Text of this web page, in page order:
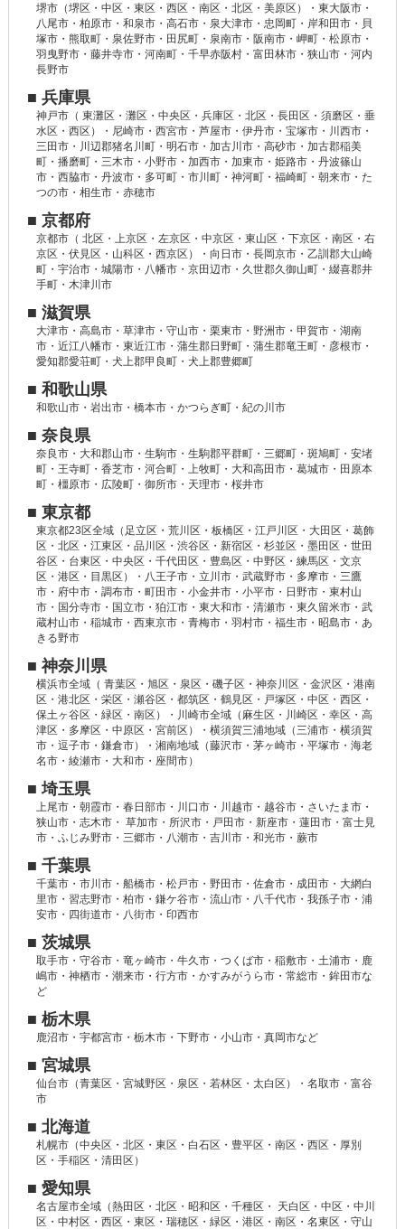
堺市（堺区・中区・東区・西区・南区・北区・美原区）・東大阪市・
八尾市・柏原市・和泉市・高石市・泉大津市・忠岡町・岸和田市・貝
塚市・熊取町・泉佐野市・田尻町・泉南市・阪南市・岬町・松原市・
羽曳野市・藤井寺市・河南町・千早赤阪村・富田林市・狭山市・河内
長野市
■ 兵庫県
神戸市（ 東灘区・灘区・中央区・兵庫区・北区・長田区・須磨区・垂
水区・西区）・尼崎市・西宮市・芦屋市・伊丹市・宝塚市・川西市・
三田市・川辺郡猪名川町・明石市・加古川市・高砂市・加古郡稲美
町・播磨町・三木市・小野市・加西市・加東市・姫路市・丹波篠山
市・西脇市・丹波市・多可町・市川町・神河町・福崎町・朝来市・た
つの市・相生市・赤穂市
■ 京都府
京都市（ 北区・上京区・左京区・中京区・東山区・下京区・南区・右
京区・伏見区・山科区・西京区）・向日市・長岡京市・乙訓郡大山崎
町・宇治市・城陽市・八幡市・京田辺市・久世郡久御山町・綴喜郡井
手町・木津川市
■ 滋賀県
大津市・高島市・草津市・守山市・栗東市・野洲市・甲賀市・湖南
市・近江八幡市・東近江市・蒲生郡日野町・蒲生郡竜王町・彦根市・
愛知郡愛荘町・犬上郡甲良町・犬上郡豊郷町
■ 和歌山県
和歌山市・岩出市・橋本市・かつらぎ町・紀の川市
■ 奈良県
奈良市・大和郡山市・生駒市・生駒郡平群町・三郷町・斑鳩町・安堵
町・王寺町・香芝市・河合町・上牧町・大和高田市・葛城市・田原本
町・橿原市・広陵町・御所市・天理市・桜井市
■ 東京都
東京都23区全域（足立区・荒川区・板橋区・江戸川区・大田区・葛飾
区・北区・江東区・品川区・渋谷区・新宿区・杉並区・墨田区・世田
谷区・台東区・中央区・千代田区・豊島区・中野区・練馬区・文京
区・港区・目黒区）・八王子市・立川市・武蔵野市・多摩市・三鷹
市・府中市・調布市・町田市・小金井市・小平市・日野市・東村山
市・国分寺市・国立市・狛江市・東大和市・清瀬市・東久留米市・武
蔵村山市・稲城市・西東京市・青梅市・羽村市・福生市・昭島市・あ
きる野市
■ 神奈川県
横浜市全域（ 青葉区・旭区・泉区・磯子区・神奈川区・金沢区・港南
区・港北区・栄区・瀬谷区・都筑区・鶴見区・戸塚区・中区・西区・
保土ヶ谷区・緑区・南区）・川崎市全域（麻生区・川崎区・幸区・高
津区・多摩区・中原区・宮前区）・横須賀三浦地域（三浦市・横須賀
市・逗子市・鎌倉市）・湘南地域（藤沢市・茅ヶ崎市・平塚市・海老
名市・綾瀬市・大和市・座間市）
■ 埼玉県
上尾市・朝霞市・春日部市・川口市・川越市・越谷市・さいたま市・
狭山市・志木市・ 草加市・所沢市・戸田市・新座市・蓮田市・富士見
市・ふじみ野市・三郷市・八潮市・吉川市・和光市・蕨市
■ 千葉県
千葉市・市川市・船橋市・松戸市・野田市・佐倉市・成田市・大網白
里市・習志野市・柏市・鎌ケ谷市・流山市・八千代市・我孫子市・浦
安市・四街道市・八街市・印西市
■ 茨城県
取手市・守谷市・竜ヶ崎市・牛久市・つくば市・稲敷市・土浦市・鹿
嶋市・神栖市・潮来市・行方市・かすみがうら市・常総市・鉾田市な
ど
■ 栃木県
鹿沼市・宇都宮市・栃木市・下野市・小山市・真岡市など
■ 宮城県
仙台市（青葉区・宮城野区・泉区・若林区・太白区）・名取市・富谷
市
■ 北海道
札幌市（中央区・北区・東区・白石区・豊平区・南区・西区・厚別
区・手稲区・清田区）
■ 愛知県
名古屋市全域（熱田区・北区・昭和区・千種区・ 天白区・中区・中川
区・中村区・西区・東区・瑞穂区・緑区・港区・南区・名東区・守山